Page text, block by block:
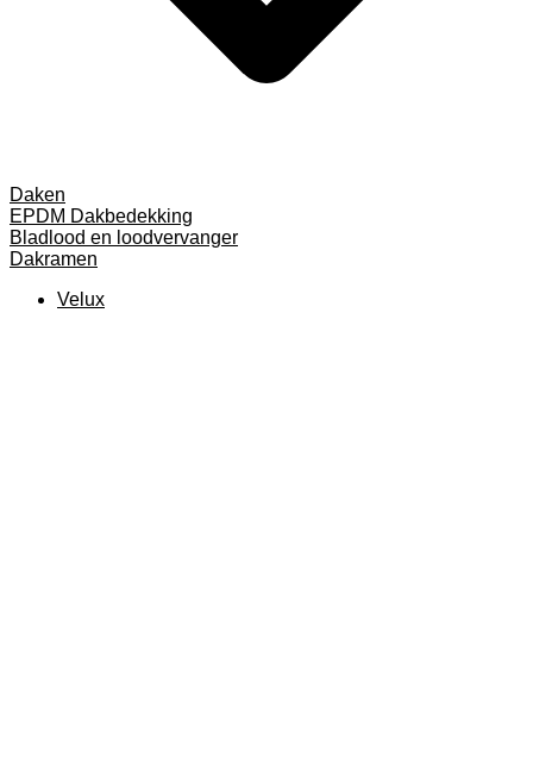
Daken
EPDM Dakbedekking
Bladlood en loodvervanger
Dakramen
Velux